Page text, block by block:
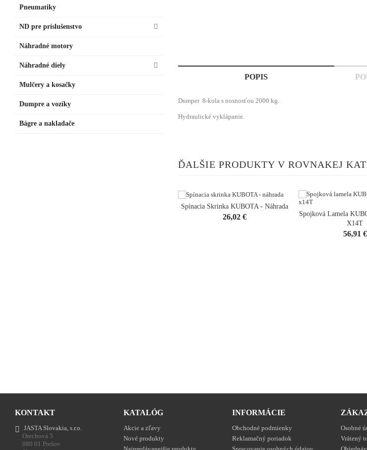
Pneumatiky
ND pre príslušenstvo
Náhradné motory
Náhradné diely
Mulčery a kosačky
Dumpre a vozíky
Bágre a nakladače
POPIS
Dumper 8-kola s nosnosťou 2000 kg.
Hydraulické vyklápanie.
ĎALŠIE PRODUKTY V ROVNAKEJ
Spínacia Skrinka KUBOTA - Náhrada
Cena
26,02 €
Spojková Lamela
X14T
Cena
56,91 €
KONTAKT
JASTA Slovakia, s.r.o.
Orechová 5
080 01 Prešov
KATALÓG
Akcie a zľavy
Nové produkty
INFORMÁCIE
Obchodné podmienky
Reklamačný poriadok
Osobné
Vrátený